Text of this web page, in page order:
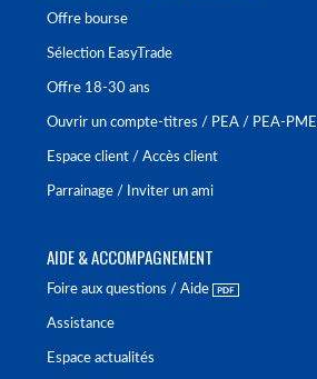
Offre bourse
Sélection EasyTrade
Offre 18-30 ans
Ouvrir un compte-titres / PEA / PEA-PME
Espace client / Accès client
Parrainage / Inviter un ami
AIDE & ACCOMPAGNEMENT
Foire aux questions / Aide
Assistance
Espace actualités